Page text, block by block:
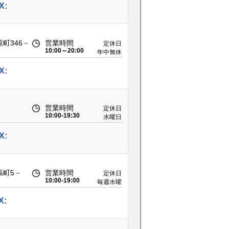
346－ 営業時間
10:00～20:00
定休日
年中無休
営業時間
10:00-19:30
定休日
水曜日
5－ 営業時間
10:00-19:00
定休日
毎週水曜